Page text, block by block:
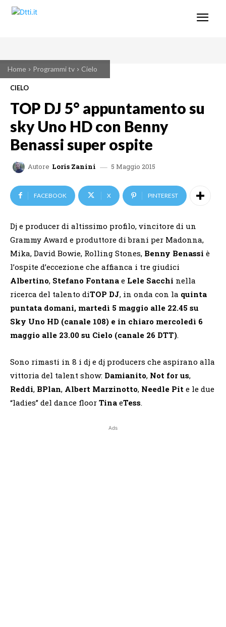
Home Programmi tv Cielo
CIELO
TOP DJ 5° appuntamento su
sky Uno HD con Benny
Benassi super ospite
Autore Loris Zanini 5 Maggio 2015
FACEBOOK X PINTEREST
Dj e producer di altissimo profilo, vincitore di un
Grammy Award e produttore di brani per Madonna,
Mika, David Bowie, Rolling Stones, Benny Benassi è
l’ospite d’eccezione che affianca i tre giudici
Albertino, Stefano Fontana e Lele Sacchi nella
ricerca del talento diTOP DJ, in onda con la quinta
puntata domani, martedì 5 maggio alle 22.45 su
Sky Uno HD (canale 108) e in chiaro mercoledì 6
maggio alle 23.00 su Cielo (canale 26 DTT).
Sono rimasti in 8 i dj e dj producers che aspirano alla
vittoria del talent show: Damianito, Not for us,
Reddi, BPlan, Albert Marzinotto, Needle Pit e le due
“ladies” del dance floor Tina eTess.
Ads